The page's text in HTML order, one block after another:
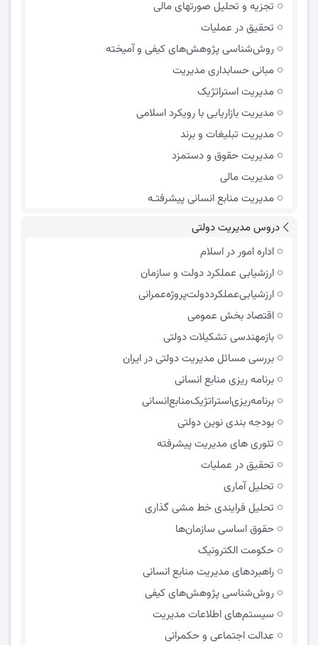
تجزیه و تحلیل صورتهای مالی
تحقیق در عملیات
روش‌شناسی پژوهش‌های کیفی و آمیخته
مبانی حسابداری مدیریت
مدیریت استراتژیک
مدیریت بازاریابی با رویکرد اسلامی
مدیریت تبلیغات و برند
مدیریت حقوق و دستمزد
مدیریت مالی
مدیریت منابع انسانی پیشرفتـه
دروس مدیریت دولتی
اداره امور در اسلام
ارزشیابی عملکرد دولت و سازمان
ارزشیابی‌عملکرد‌دولت‌پروژه‌عمرانی
اقتصاد بخش عمومی
بازمهندسی تشکیلات دولتی
بررسی مسائل مدیریت دولتی در ایران
برنامه ریزی منابع انسانی
برنامه‌ریزی‌استراتژیک‌منابع‌انسانی
بودجه بندی نوین دولتی
تئوری های مدیریت پیشرفته
تحقیق در عملیات
تحلیل آماری
تحلیل فرایندی خط مشی گذاری
حقوق اساسی سازمان‌ها
حکومت الکترونیک
راهبردهای مدیریت منابع انسانی
روش‌شناسی پژوهش‌های کیفی
سیستم‌های اطلاعات مدیریت
عدالت اجتماعی و حکمرانی